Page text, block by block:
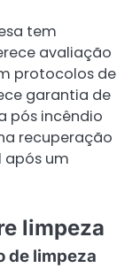
tem
avaliação
protocolos de
garantia de
pós incêndio
recuperação
após um
limpeza
de limpeza